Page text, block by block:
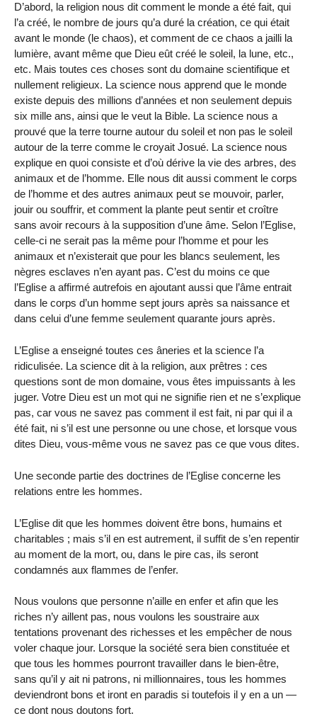
D’abord, la religion nous dit comment le monde a été fait, qui
l’a créé, le nombre de jours qu’a duré la création, ce qui était
avant le monde (le chaos), et comment de ce chaos a jailli la
lumière, avant même que Dieu eût créé le soleil, la lune, etc.,
etc. Mais toutes ces choses sont du domaine scientifique et
nullement religieux. La science nous apprend que le monde
existe depuis des millions d’années et non seulement depuis
six mille ans, ainsi que le veut la Bible. La science nous a
prouvé que la terre tourne autour du soleil et non pas le soleil
autour de la terre comme le croyait Josué. La science nous
explique en quoi consiste et d’où dérive la vie des arbres, des
animaux et de l’homme. Elle nous dit aussi comment le corps
de l’homme et des autres animaux peut se mouvoir, parler,
jouir ou souffrir, et comment la plante peut sentir et croître
sans avoir recours à la supposition d’une âme. Selon l’Eglise,
celle-ci ne serait pas la même pour l’homme et pour les
animaux et n’existerait que pour les blancs seulement, les
nègres esclaves n’en ayant pas. C’est du moins ce que
l’Eglise a affirmé autrefois en ajoutant aussi que l’âme entrait
dans le corps d’un homme sept jours après sa naissance et
dans celui d’une femme seulement quarante jours après.
L’Eglise a enseigné toutes ces âneries et la science l’a
ridiculisée. La science dit à la religion, aux prêtres : ces
questions sont de mon domaine, vous êtes impuissants à les
juger. Votre Dieu est un mot qui ne signifie rien et ne s’explique
pas, car vous ne savez pas comment il est fait, ni par qui il a
été fait, ni s’il est une personne ou une chose, et lorsque vous
dites Dieu, vous-même vous ne savez pas ce que vous dites.
Une seconde partie des doctrines de l’Eglise concerne les
relations entre les hommes.
L’Eglise dit que les hommes doivent être bons, humains et
charitables ; mais s’il en est autrement, il suffit de s’en repentir
au moment de la mort, ou, dans le pire cas, ils seront
condamnés aux flammes de l’enfer.
Nous voulons que personne n’aille en enfer et afin que les
riches n’y aillent pas, nous voulons les soustraire aux
tentations provenant des richesses et les empêcher de nous
voler chaque jour. Lorsque la société sera bien constituée et
que tous les hommes pourront travailler dans le bien-être,
sans qu’il y ait ni patrons, ni millionnaires, tous les hommes
deviendront bons et iront en paradis si toutefois il y en a un —
ce dont nous doutons fort.